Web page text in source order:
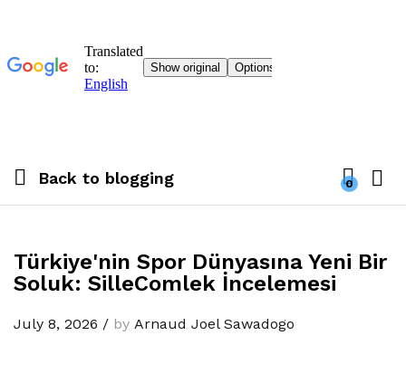
Back to blogging 0
Türkiye'nin Spor Dünyasına Yeni Bir
Soluk: SilleComlek İncelemesi
July 8, 2026 / by Arnaud Joel Sawadogo